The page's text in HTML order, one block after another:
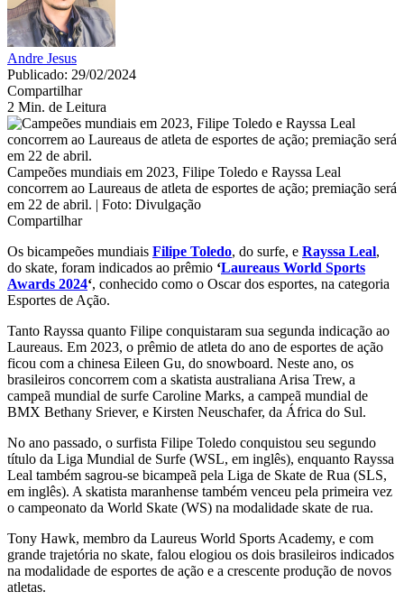
Andre Jesus
Publicado: 29/02/2024
Compartilhar
2 Min. de Leitura
Campeões mundiais em 2023, Filipe Toledo e Rayssa Leal
concorrem ao Laureaus de atleta de esportes de ação; premiação será
em 22 de abril. | Foto: Divulgação
Compartilhar
Os bicampeões mundiais Filipe Toledo, do surfe, e Rayssa Leal,
do skate, foram indicados ao prêmio ‘Laureaus World Sports
Awards 2024‘, conhecido como o Oscar dos esportes, na categoria
Esportes de Ação.
Tanto Rayssa quanto Filipe conquistaram sua segunda indicação ao
Laureaus. Em 2023, o prêmio de atleta do ano de esportes de ação
ficou com a chinesa Eileen Gu, do snowboard. Neste ano, os
brasileiros concorrem com a skatista australiana Arisa Trew, a
campeã mundial de surfe Caroline Marks, a campeã mundial de
BMX Bethany Sriever, e Kirsten Neuschafer, da África do Sul.
No ano passado, o surfista Filipe Toledo conquistou seu segundo
título da Liga Mundial de Surfe (WSL, em inglês), enquanto Rayssa
Leal também sagrou-se bicampeã pela Liga de Skate de Rua (SLS,
em inglês). A skatista maranhense também venceu pela primeira vez
o campeonato da World Skate (WS) na modalidade skate de rua.
Tony Hawk, membro da Laureus World Sports Academy, e com
grande trajetória no skate, falou elogiou os dois brasileiros indicados
na modalidade de esportes de ação e a crescente produção de novos
atletas.